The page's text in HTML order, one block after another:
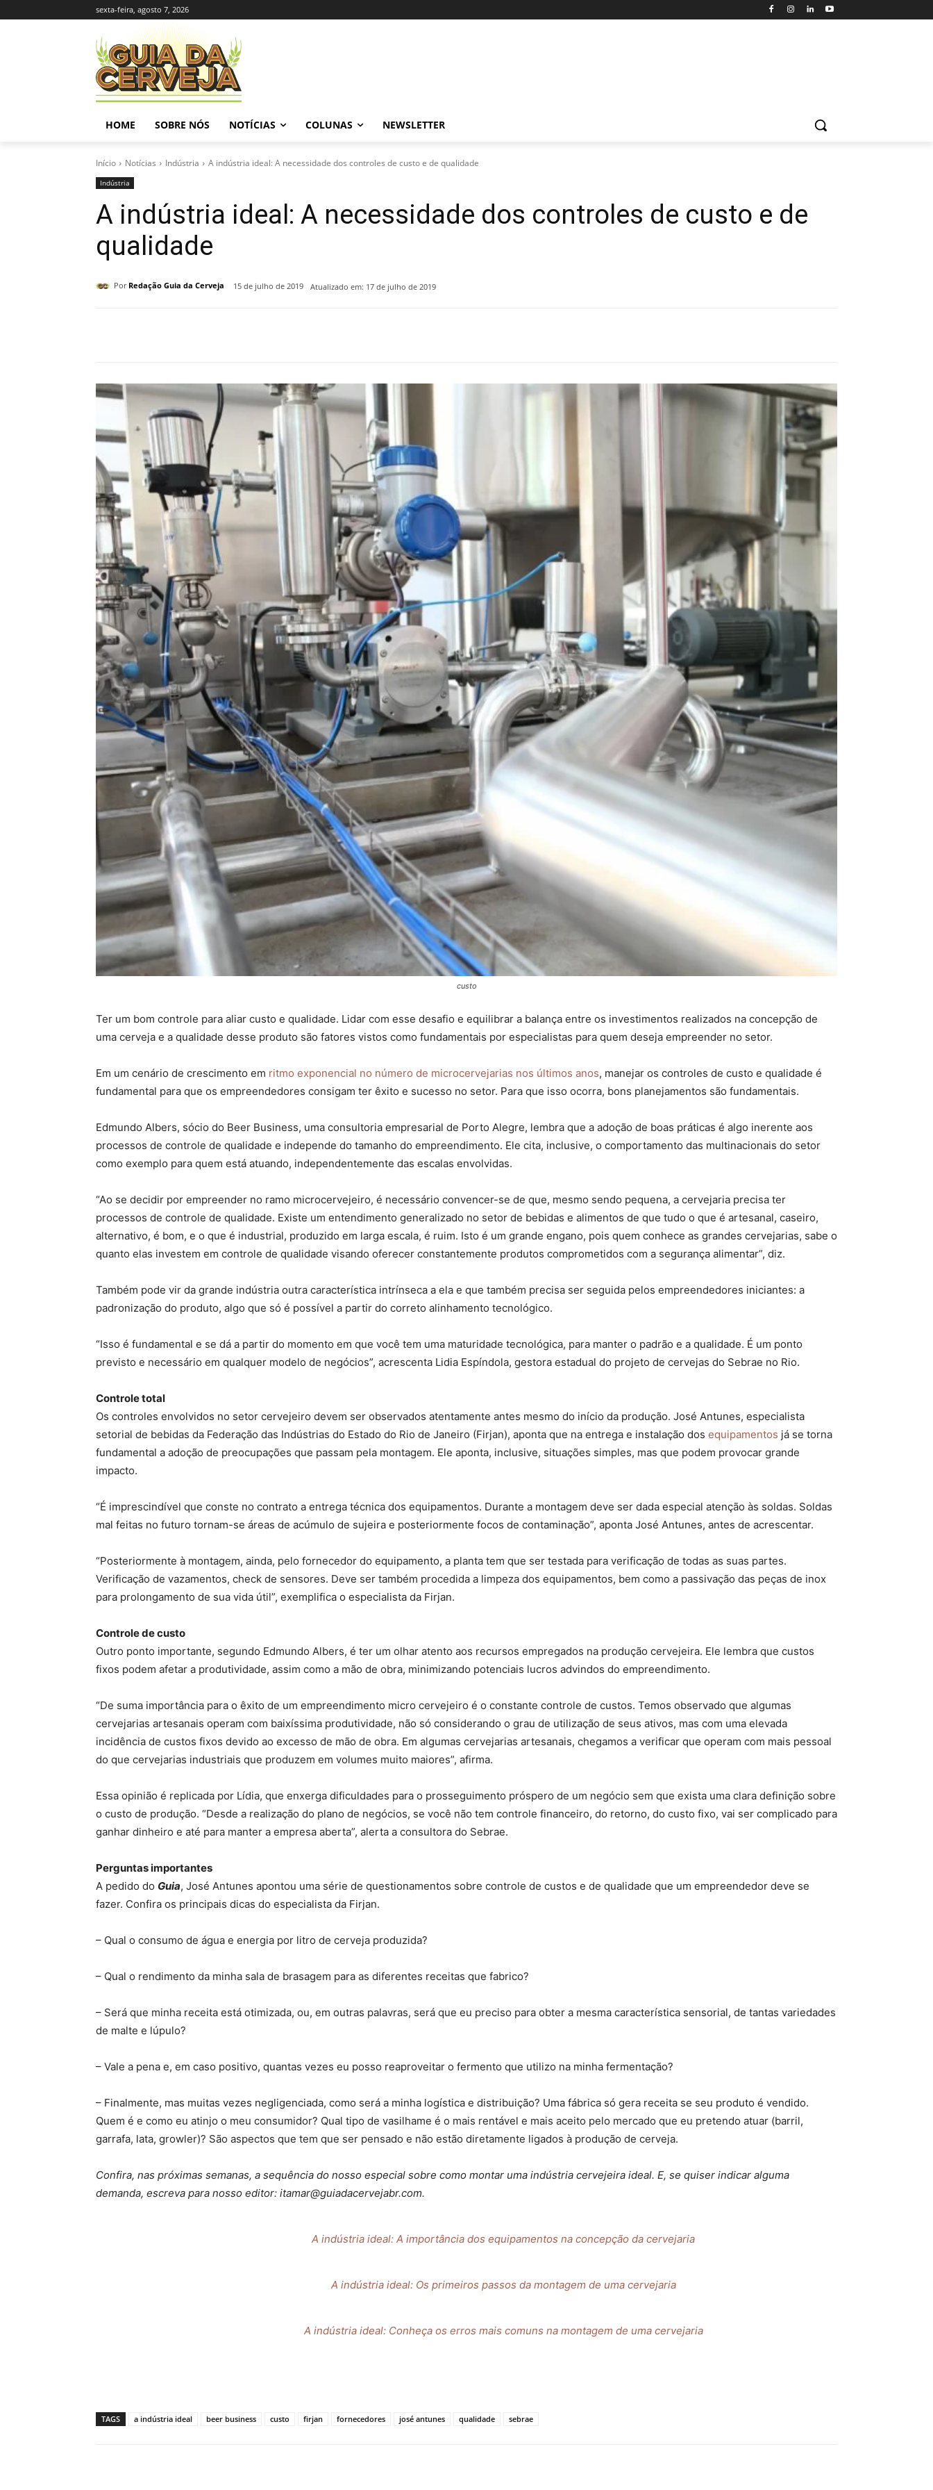
sexta-feira, agosto 7, 2026
HOME SOBRE NÓS NOTÍCIAS COLUNAS NEWSLETTER
Início Notícias Indústria A indústria ideal: A necessidade dos controles de custo e de qualidade
Indústria
A indústria ideal: A necessidade dos controles de custo e de
qualidade
Por Redação Guia da Cerveja 15 de julho de 2019 Atualizado em: 17 de julho de 2019
custo
Ter um bom controle para aliar custo e qualidade. Lidar com esse desafio e equilibrar a balança entre os investimentos realizados na concepção de
uma cerveja e a qualidade desse produto são fatores vistos como fundamentais por especialistas para quem deseja empreender no setor.
Em um cenário de crescimento em ritmo exponencial no número de microcervejarias nos últimos anos, manejar os controles de custo e qualidade é
fundamental para que os empreendedores consigam ter êxito e sucesso no setor. Para que isso ocorra, bons planejamentos são fundamentais.
Edmundo Albers, sócio do Beer Business, uma consultoria empresarial de Porto Alegre, lembra que a adoção de boas práticas é algo inerente aos
processos de controle de qualidade e independe do tamanho do empreendimento. Ele cita, inclusive, o comportamento das multinacionais do setor
como exemplo para quem está atuando, independentemente das escalas envolvidas.
“Ao se decidir por empreender no ramo microcervejeiro, é necessário convencer-se de que, mesmo sendo pequena, a cervejaria precisa ter
processos de controle de qualidade. Existe um entendimento generalizado no setor de bebidas e alimentos de que tudo o que é artesanal, caseiro,
alternativo, é bom, e o que é industrial, produzido em larga escala, é ruim. Isto é um grande engano, pois quem conhece as grandes cervejarias, sabe o
quanto elas investem em controle de qualidade visando oferecer constantemente produtos comprometidos com a segurança alimentar”, diz.
Também pode vir da grande indústria outra característica intrínseca a ela e que também precisa ser seguida pelos empreendedores iniciantes: a
padronização do produto, algo que só é possível a partir do correto alinhamento tecnológico.
“Isso é fundamental e se dá a partir do momento em que você tem uma maturidade tecnológica, para manter o padrão e a qualidade. É um ponto
previsto e necessário em qualquer modelo de negócios”, acrescenta Lidia Espíndola, gestora estadual do projeto de cervejas do Sebrae no Rio.
Controle total
Os controles envolvidos no setor cervejeiro devem ser observados atentamente antes mesmo do início da produção. José Antunes, especialista
setorial de bebidas da Federação das Indústrias do Estado do Rio de Janeiro (Firjan), aponta que na entrega e instalação dos equipamentos já se torna
fundamental a adoção de preocupações que passam pela montagem. Ele aponta, inclusive, situações simples, mas que podem provocar grande
impacto.
“É imprescindível que conste no contrato a entrega técnica dos equipamentos. Durante a montagem deve ser dada especial atenção às soldas. Soldas
mal feitas no futuro tornam-se áreas de acúmulo de sujeira e posteriormente focos de contaminação”, aponta José Antunes, antes de acrescentar.
“Posteriormente à montagem, ainda, pelo fornecedor do equipamento, a planta tem que ser testada para verificação de todas as suas partes.
Verificação de vazamentos, check de sensores. Deve ser também procedida a limpeza dos equipamentos, bem como a passivação das peças de inox
para prolongamento de sua vida útil”, exemplifica o especialista da Firjan.
Controle de custo
Outro ponto importante, segundo Edmundo Albers, é ter um olhar atento aos recursos empregados na produção cervejeira. Ele lembra que custos
fixos podem afetar a produtividade, assim como a mão de obra, minimizando potenciais lucros advindos do empreendimento.
“De suma importância para o êxito de um empreendimento micro cervejeiro é o constante controle de custos. Temos observado que algumas
cervejarias artesanais operam com baixíssima produtividade, não só considerando o grau de utilização de seus ativos, mas com uma elevada
incidência de custos fixos devido ao excesso de mão de obra. Em algumas cervejarias artesanais, chegamos a verificar que operam com mais pessoal
do que cervejarias industriais que produzem em volumes muito maiores”, afirma.
Essa opinião é replicada por Lídia, que enxerga dificuldades para o prosseguimento próspero de um negócio sem que exista uma clara definição sobre
o custo de produção. “Desde a realização do plano de negócios, se você não tem controle financeiro, do retorno, do custo fixo, vai ser complicado para
ganhar dinheiro e até para manter a empresa aberta”, alerta a consultora do Sebrae.
Perguntas importantes
A pedido do Guia, José Antunes apontou uma série de questionamentos sobre controle de custos e de qualidade que um empreendedor deve se
fazer. Confira os principais dicas do especialista da Firjan.
– Qual o consumo de água e energia por litro de cerveja produzida?
– Qual o rendimento da minha sala de brasagem para as diferentes receitas que fabrico?
– Será que minha receita está otimizada, ou, em outras palavras, será que eu preciso para obter a mesma característica sensorial, de tantas variedades
de malte e lúpulo?
– Vale a pena e, em caso positivo, quantas vezes eu posso reaproveitar o fermento que utilizo na minha fermentação?
– Finalmente, mas muitas vezes negligenciada, como será a minha logística e distribuição? Uma fábrica só gera receita se seu produto é vendido.
Quem é e como eu atinjo o meu consumidor? Qual tipo de vasilhame é o mais rentável e mais aceito pelo mercado que eu pretendo atuar (barril,
garrafa, lata, growler)? São aspectos que tem que ser pensado e não estão diretamente ligados à produção de cerveja.
Confira, nas próximas semanas, a sequência do nosso especial sobre como montar uma indústria cervejeira ideal. E, se quiser indicar alguma
demanda, escreva para nosso editor: itamar@guiadacervejabr.com.
A indústria ideal: A importância dos equipamentos na concepção da cervejaria
A indústria ideal: Os primeiros passos da montagem de uma cervejaria
A indústria ideal: Conheça os erros mais comuns na montagem de uma cervejaria
TAGS a indústria ideal beer business custo firjan fornecedores josé antunes qualidade sebrae